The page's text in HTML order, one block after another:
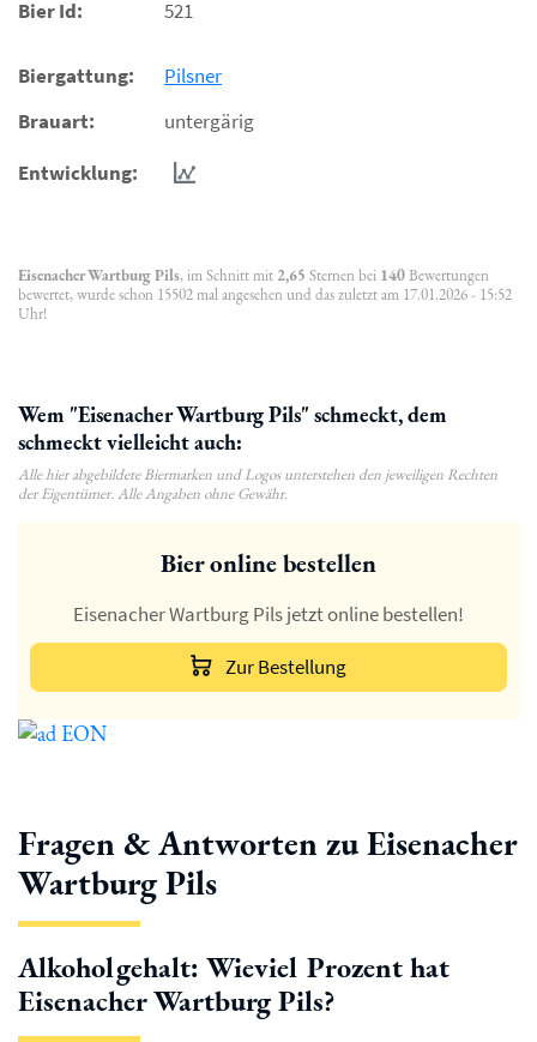
Bier Id:
521
Biergattung:
Pilsner
Brauart:
untergärig
Entwicklung:
Eisenacher Wartburg Pils, im Schnitt mit 2,65 Sternen bei 140Bewertungen
bewertet, wurde schon 15502 mal angesehen und das zuletzt am 17.01.2026 - 15:52
Uhr!
Wem "Eisenacher Wartburg Pils" schmeckt, dem
schmeckt vielleicht auch:
Alle hier abgebildete Biermarken und Logos unterstehen den jeweiligen Rechten
der Eigentümer. Alle Angaben ohne Gewähr.
Bier online bestellen
Eisenacher Wartburg Pils jetzt online bestellen!
Zur Bestellung
Fragen & Antworten zu Eisenacher
Wartburg Pils
Alkoholgehalt: Wieviel Prozent hat
Eisenacher Wartburg Pils?